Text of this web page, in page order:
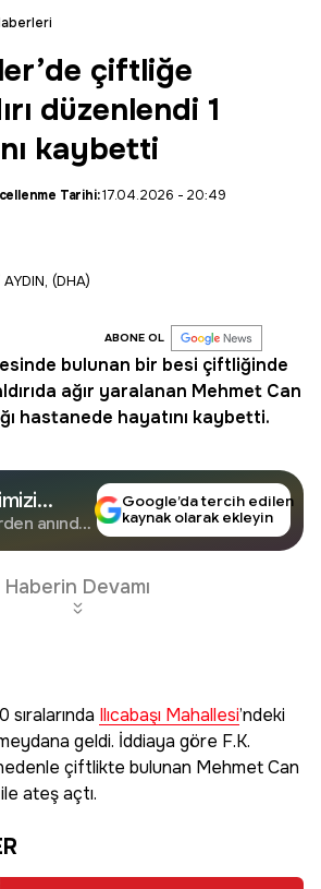
çiftliğe
düzenlendi 1
kaybetti
Tarihi:17.04.2026 - 20:49
(DHA)
ABONE OL
bulunan bir besi çiftliğinde
ağır yaralanan Mehmet Can
hastanede hayatını kaybetti.
Takip
anında
Google’da tercih edilen
kaynak olarak ekleyin
Haberin Devamı
sıralarında Ilıcabaşı Mahallesi’ndeki
geldi. İddiaya göre F.K.
çiftlikte bulunan Mehmet Can
ateş açtı.